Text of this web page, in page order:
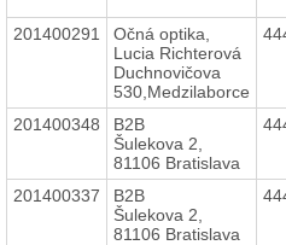
201400291
Očná optika,
Lucia Richterová
Duchnovičova
530,Medzilaborce
201400348
B2B
Šulekova 2,
81106 Bratislava
201400337
B2B
Šulekova 2,
81106 Bratislava